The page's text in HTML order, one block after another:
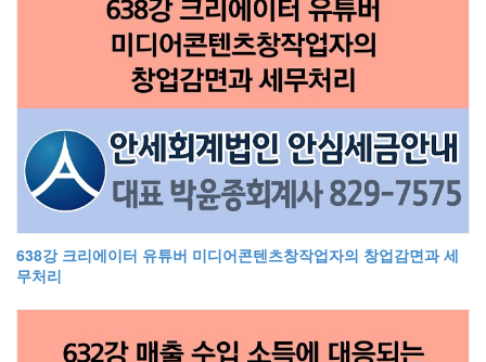
638강 크리에이터 유튜버 미디어콘텐츠창작업자의 창업감면과 세
무처리